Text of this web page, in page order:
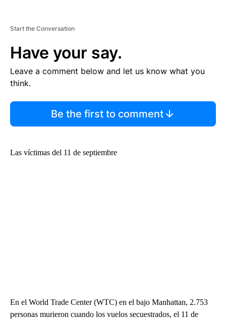
Start the Conversation
Have your say.
Leave a comment below and let us know what you
think.
Be the first to comment
Las víctimas del 11 de septiembre
En el World Trade Center (WTC) en el bajo Manhattan, 2.753
personas murieron cuando los vuelos secuestrados, el 11 de